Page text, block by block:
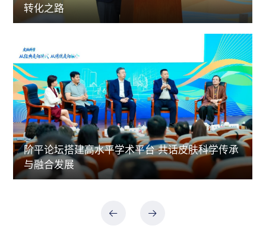
转化之路
阶平论坛搭建高水平学术平台 共话皮肤科学传承
与融合发展